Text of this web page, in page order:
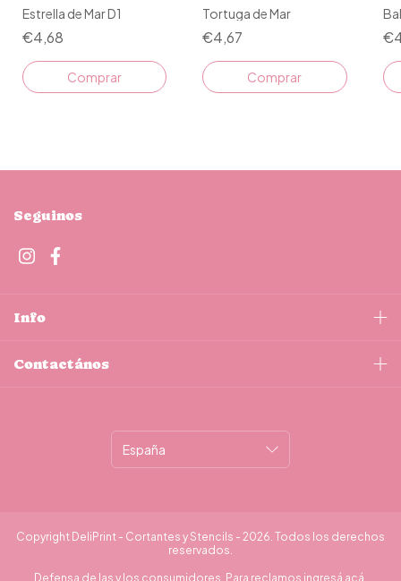
Estrella de Mar D1
€4,68
Comprar
Tortuga de Mar
€4,67
Comprar
Seguinos
Info
Contactános
Copyright DeliPrint - Cortantes y Stencils - 2026. Todos los derechos
reservados.
Defensa de las y los consumidores. Para reclamos ingresá acá.